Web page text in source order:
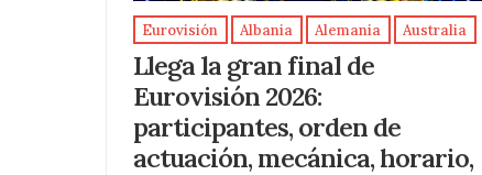
Eurovisión Albania Alemania Australia
Llega la gran final de
Eurovisión 2026:
participantes, orden de
actuación, mecánica, horario,